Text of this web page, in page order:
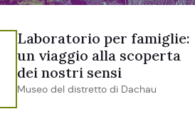
Laboratorio per famiglie:
un viaggio alla scoperta
dei nostri sensi
Museo del distretto di Dachau